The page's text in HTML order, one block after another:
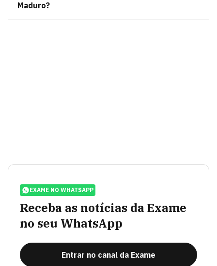
Maduro?
EXAME NO WHATSAPP
Receba as notícias da Exame
no seu WhatsApp
Entrar no canal da Exame